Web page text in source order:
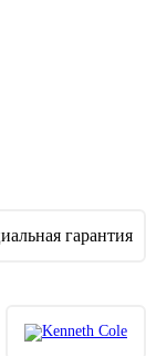
гарантия